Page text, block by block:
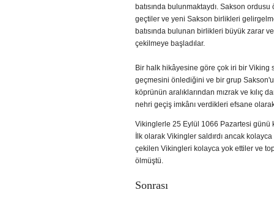
batısında bulunmaktaydı. Sakson
geçtiler ve yeni Sakson birlikleri
batısında bulunan birlikleri büyük zarar
çekilmeye başladılar.
Bir halk hikâyesine göre çok iri bir Viking
geçmesini önlediğini ve bir grup
köprünün aralıklarından mızrak ve kılıç
nehri geçiş imkânı verdikleri efsane olarak
Vikinglerle 25 Eylül 1066 Pazartesi günü
İlk olarak Vikingler saldırdı ancak
çekilen Vikingleri kolayca yok ettiler ve
ölmüştü.
Sonrası